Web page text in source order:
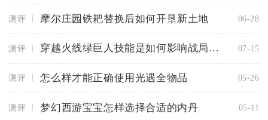
测评 摩尔庄园铁耙替换后如何开垦新土地 06-28
测评 穿越火线绿巨人技能是如何影响战局走向的 07-15
测评 怎么样才能正确使用光遇全物品 05-26
测评 梦幻西游宝宝怎样选择合适的内丹 05-11